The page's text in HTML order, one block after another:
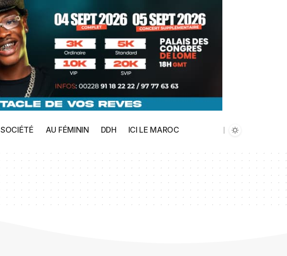
SOCIÉTÉ AU FÉMININ DDH ICI LE MAROC